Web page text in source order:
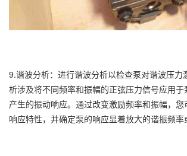
9.谐波分析：进行谐波分析以检查泵对谐波压力
析涉及将不同频率和振幅的正弦压力信号应用
产生的振动响应。通过改变激励频率和振幅，
响应特性，并确定泵的响应显着放大的谐振频率